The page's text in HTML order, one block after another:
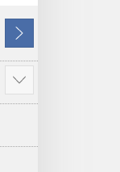
Áfram
Sjá
meira